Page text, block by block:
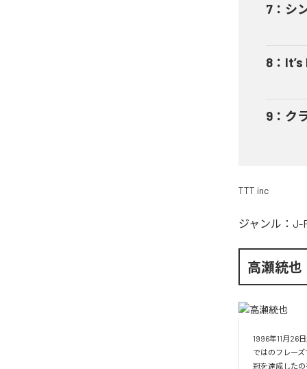
7 ： シ
8 ：
9 ： ク
TTT inc
ジャンル： J-
高瀬統也
1996年11月26
ではのフレー
冠を達成した